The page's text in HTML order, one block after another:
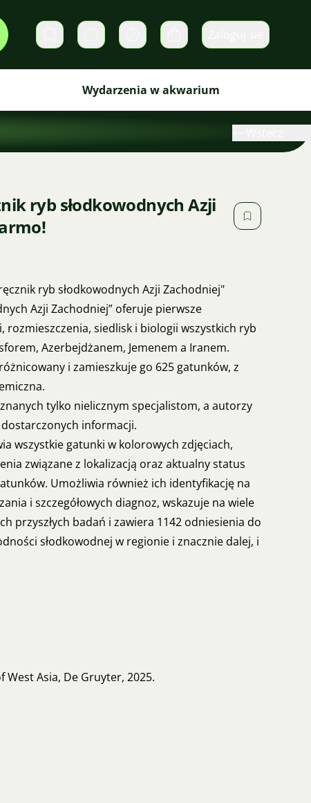
Prywatne wiadomości
Koszyk
Wydarzenia w akwarium
ryb słodkowodnych Azji
ryb słodkowodnych Azji Zachodniej"
Azji Zachodniej” oferuje pierwsze
siedlisk i biologii wszystkich ryb
Azerbejdżanem, Jemenem a Iranem.
i zamieszkuje go 625 gatunków, z
tylko nielicznym specjalistom, a autorzy
informacji.
wszystkie gatunki w kolorowych zdjęciach,
związane z lokalizacją oraz aktualny status
Umożliwia również ich identyfikację na
i szczegółowych diagnoz, wskazuje na wiele
przyszłych badań i zawiera 1142 odniesienia do
słodkowodnej w regionie i znacznie dalej, i
West Asia, De Gruyter, 2025.